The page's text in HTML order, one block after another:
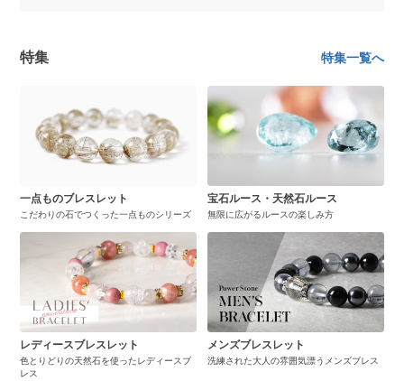
特集 特集一覧へ
一点ものブレスレット
こだわりの石でつくった一点ものシリーズ
宝石ルース・天然石ルース
無限に広がるルースの楽しみ方
レディースブレスレット
色とりどりの天然石を使ったレディースブ
レス
メンズブレスレット
洗練された大人の雰囲気漂うメンズブレス